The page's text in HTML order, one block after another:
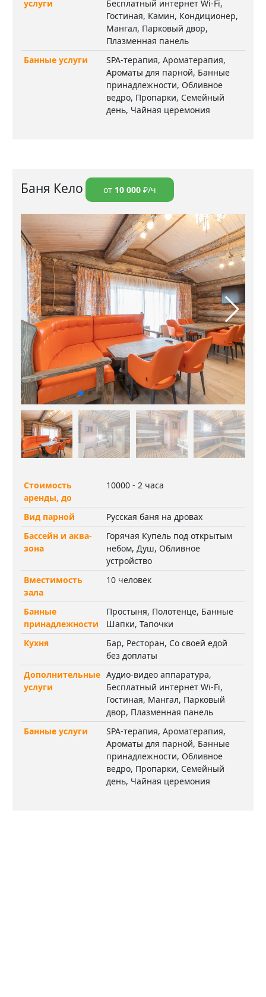
услуги
Бесплатный интернет Wi-Fi,
Гостиная, Камин, Кондиционер,
Мангал, Парковый двор,
Плазменная панель
Банные услуги
SPA-терапия, Ароматерапия,
Ароматы для парной, Банные
принадлежности, Обливное
ведро, Пропарки, Семейный
день, Чайная церемония
Баня Кело от 10 000 ₽/ч
Стоимость
аренды, до
10000 - 2 часа
Вид парной
Русская баня на дровах
Бассейн и аква-
зона
Горячая Купель под открытым
небом, Душ, Обливное
устройство
Вместимость
зала
10 человек
Банные
принадлежности
Простыня, Полотенце, Банные
Шапки, Тапочки
Кухня
Бар, Ресторан, Со своей едой
без доплаты
Дополнительные
услуги
Аудио-видео аппаратура,
Бесплатный интернет Wi-Fi,
Гостиная, Мангал, Парковый
двор, Плазменная панель
Банные услуги
SPA-терапия, Ароматерапия,
Ароматы для парной, Банные
принадлежности, Обливное
ведро, Пропарки, Семейный
день, Чайная церемония